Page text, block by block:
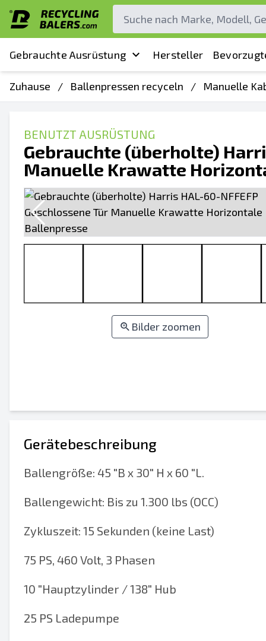
Gebrauchte Ausrüstung Hersteller
Zuhause / Ballenpressen recyceln / Manuelle
BENUTZT AUSRÜSTUNG
Gebrauchte (überholte)
Manuelle Krawatte
Bilder zoomen
Gerätebeschreibung
Ballengröße: 45 "B x 30" H x 60 "L.
Ballengewicht: Bis zu 1.300 lbs (OCC)
Zykluszeit: 15 Sekunden (keine Last)
75 PS, 460 Volt, 3 Phasen
10 "Hauptzylinder / 138" Hub
25 PS Ladepumpe